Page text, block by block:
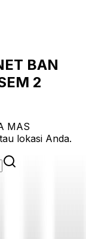
BAN
2
MAS
lokasi Anda.